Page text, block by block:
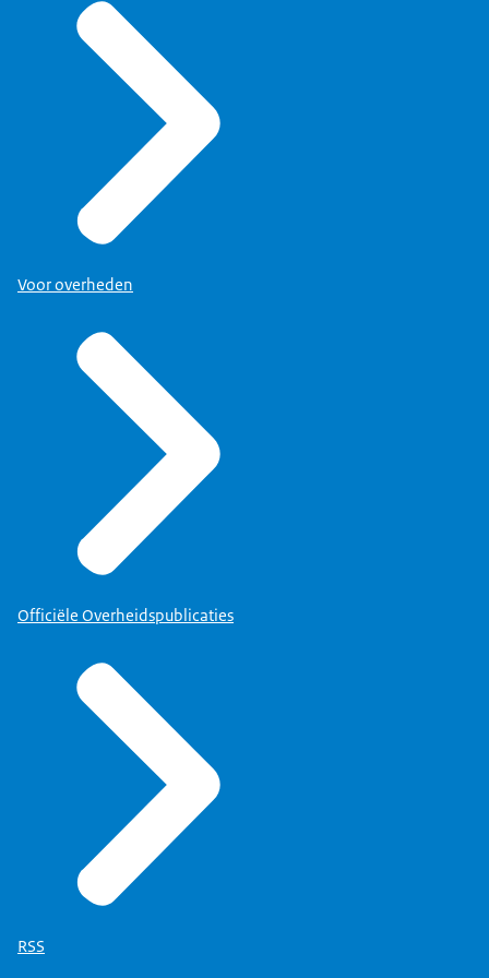
Besluiten
Een andere mogelijkheid is door te klikken op “
Onderwerpen
12 onderwerpen die voor u relevant is.
Ook via “
dit contactformulier invullen.
Voor overheden
Officiële Overheidspublicaties
RSS